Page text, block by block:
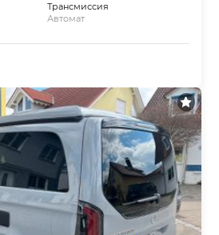
Трансмиссия
Автомат